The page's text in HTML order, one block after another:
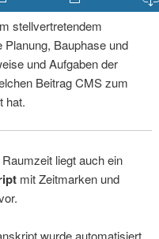
stellvertretendem
Bauphase und
und Aufgaben der
Beitrag CMS zum
hat.
liegt auch ein
mit Zeitmarken und
wurde automatisiert